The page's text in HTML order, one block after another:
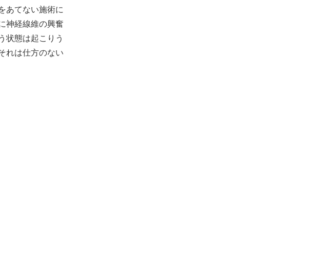
あてない施術に
神経線維の興奮
状態は起こりう
れは仕方のない